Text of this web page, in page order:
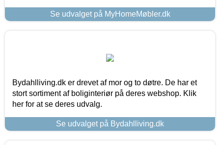
Se udvalget på MyHomeMøbler.dk
Bydahlliving.dk er drevet af mor og to døtre. De har et
stort sortiment af boliginteriør på deres webshop. Klik
her for at se deres udvalg.
Se udvalget på Bydahlliving.dk